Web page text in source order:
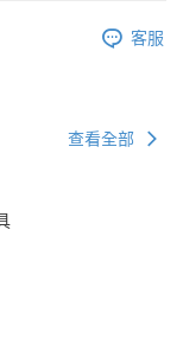
客服
查看全部